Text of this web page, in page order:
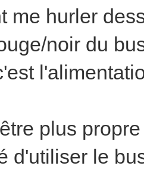
me hurler
noir du
plus
d'utiliser le